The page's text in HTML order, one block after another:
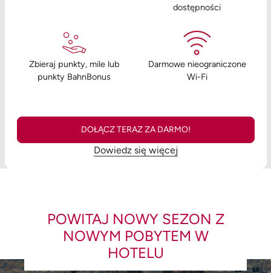
dostępności
Zbieraj punkty, mile lub
punkty BahnBonus
Darmowe nieograniczone
Wi-Fi
DOŁĄCZ TERAZ ZA DARMO!
Dowiedz się więcej
POWITAJ NOWY SEZON Z
NOWYM POBYTEM W
HOTELU